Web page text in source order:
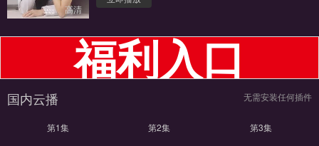
高清
福利入口
无需安装任何插件
国内云播
第1集 第2集 第3集